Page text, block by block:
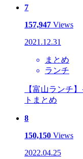
7
157,947 Views
2021.12.31
まとめ
ランチ
【富山ランチ
トまとめ
8
150,150 Views
2022.04.25